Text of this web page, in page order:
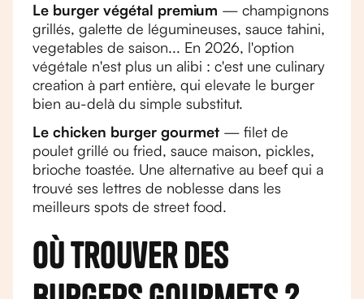
Le burger végétal premium — champignons
grillés, galette de légumineuses, sauce tahini,
vegetables de saison... En 2026, l'option
végétale n'est plus un alibi : c'est une culinary
creation à part entière, qui elevate le burger
bien au-delà du simple substitut.
Le chicken burger gourmet — filet de
poulet grillé ou fried, sauce maison, pickles,
brioche toastée. Une alternative au beef qui a
trouvé ses lettres de noblesse dans les
meilleurs spots de street food.
Où trouver des